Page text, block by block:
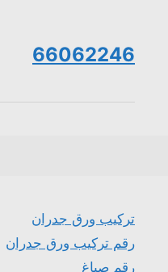
66062246
تركيب ورق جدران
رقم تركيب ورق جدران
رقم صباغ